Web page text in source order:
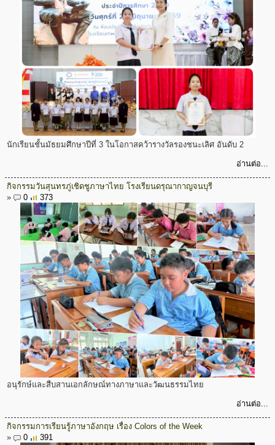
นักเรียนชั้นมัธยมศึกษาปีที่ 3 ในโอกาสคว้ารางวัลรองชนะเลิศ อันดับ 2
อ่านต่อ...
กิจกรรมวันสุนทรภู่เชิดชูภาษาไทย โรงเรียนดรุณากาญจนบุรี
»
0 373
อนุรักษ์และสืบสานเอกลักษณ์ทางภาษาและวัฒนธรรมไทย
อ่านต่อ...
กิจกรรมการเรียนรู้ภาษาอังกฤษ เรื่อง Colors of the Week
»
0 391